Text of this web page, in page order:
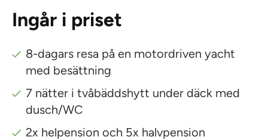
Ingår i priset
8-dagars resa på en motordriven yacht
med besättning
7 nätter i tvåbäddshytt under däck med
dusch/WC
2x helpension och 5x halvpension